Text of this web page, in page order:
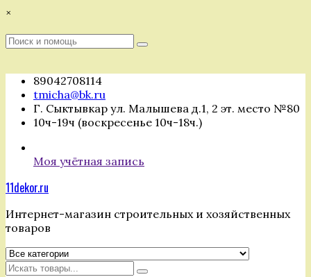
Перейти
содержимому
×
Поиск
Поиск
89042708114
tmicha@bk.ru
Г. Сыктывкар ул. Малышева д.1, 2 эт. место №80
10ч-19ч (воскресенье 10ч-18ч.)
Моя учётная запись
11dekor.ru
Интернет-магазин строительных и хозяйственных
товаров
Искать